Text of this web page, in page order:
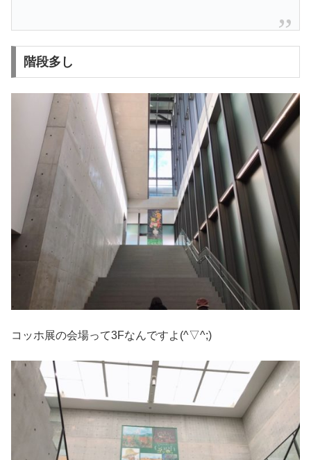
階段多し
コッホ展の会場って3Fなんですよ(^▽^;)